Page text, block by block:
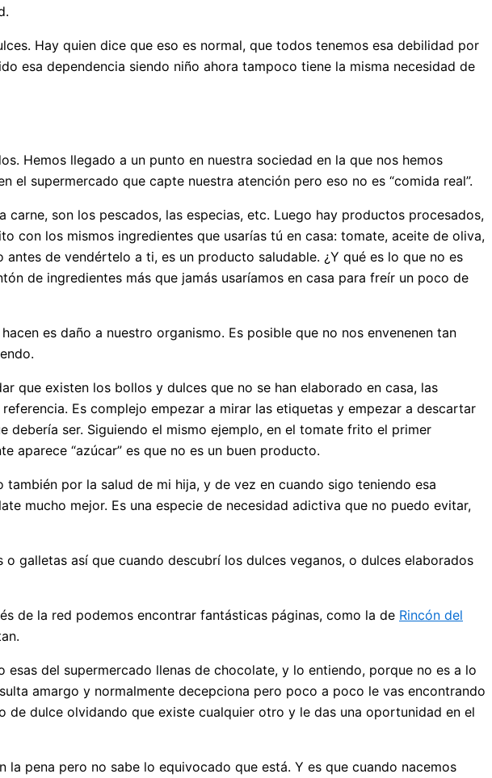
Hay quien dice que eso es normal, que todos tenemos esa debilidad por
esa dependencia siendo niño ahora tampoco tiene la misma necesidad de
Hemos llegado a un punto en nuestra sociedad en la que nos hemos
supermercado que capte nuestra atención pero eso no es “comida real”.
son los pescados, las especias, etc. Luego hay productos procesados,
con los mismos ingredientes que usarías tú en casa: tomate, aceite de oliva,
de vendértelo a ti, es un producto saludable. ¿Y qué es lo que no es
de ingredientes más que jamás usaríamos en casa para freír un poco de
es daño a nuestro organismo. Es posible que no nos envenenen tan
que existen los bollos y dulces que no se han elaborado en casa, las
Es complejo empezar a mirar las etiquetas y empezar a descartar
ser. Siguiendo el mismo ejemplo, en el tomate frito el primer
aparece “azúcar” es que no es un buen producto.
por la salud de mi hija, y de vez en cuando sigo teniendo esa
mucho mejor. Es una especie de necesidad adictiva que no puedo evitar,
galletas así que cuando descubrí los dulces veganos, o dulces elaborados
de la red podemos encontrar fantásticas páginas, como la de Rincón del
del supermercado llenas de chocolate, y lo entiendo, porque no es a lo
amargo y normalmente decepciona pero poco a poco le vas encontrando
dulce olvidando que existe cualquier otro y le das una oportunidad en el
pena pero no sabe lo equivocado que está. Y es que cuando nacemos